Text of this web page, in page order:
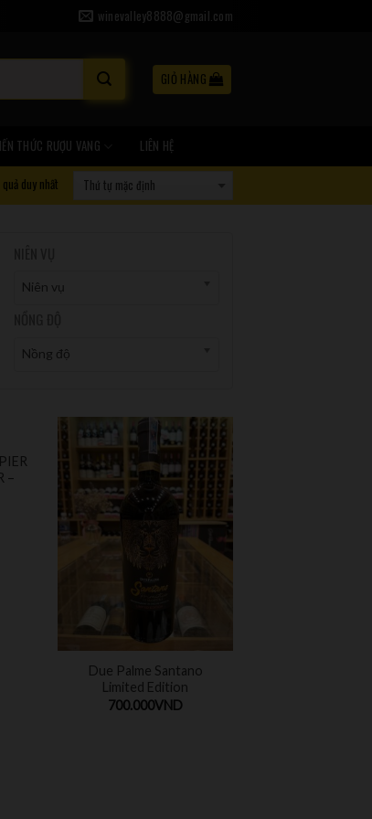
winevalley8888@gmail.com
GIỎ HÀNG
THỨC RƯỢU VANG LIÊN HỆ
duy nhất
Niên vụ
Nồng độ
–
Due Palme Santano
Limited Edition
700.000VND